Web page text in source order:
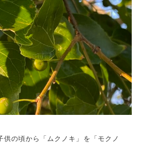
の頃から「ムクノキ」を「モクノ